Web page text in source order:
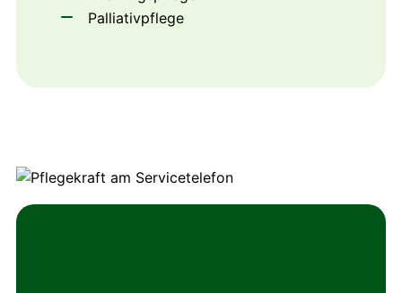
Palliativpflege